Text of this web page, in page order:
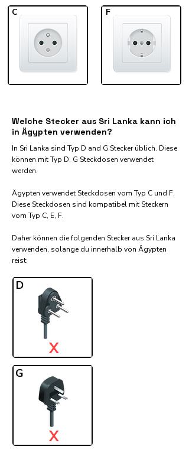
C F
Welche Stecker aus Sri Lanka kann ich
in Ägypten verwenden?
In Sri Lanka sind Typ D and G Stecker üblich. Diese
können mit Typ D, G Steckdosen verwendet
werden.
Ägypten verwendet Steckdosen vom Typ C und F.
Diese Steckdosen sind kompatibel mit Steckern
vom Typ C, E, F.
Daher können die folgenden Stecker aus Sri Lanka
verwenden, solange du innerhalb von Ägypten
reist:​
D
X
G
X